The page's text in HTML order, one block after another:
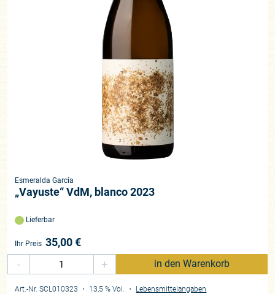
Esmeralda García
„Vayuste“ VdM, blanco 2023
Lieferbar
Ihr Preis 35,00€
-
+ in den Warenkorb
Art.-Nr. SCL010323 ・ 13,5 % Vol. ・ Lebensmittelangaben